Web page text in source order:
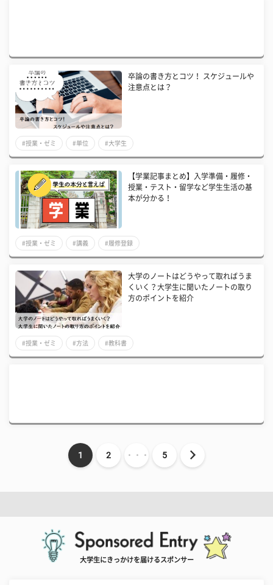
卒論の書き方とコツ！ スケジュールや
注意点とは？
#授業・ゼミ #単位 #大学生
【学業記事まとめ】入学準備・履修・
授業・テスト・留学など学生生活の基
本が分かる！
#授業・ゼミ #講義 #履修登録
大学のノートはどうやって取ればうま
くいく？大学生に聞いたノートの取り
方のポイントを紹介
#授業・ゼミ #方法 #教科書
1 2 ・・・ 5
大学生にきっかけを届けるスポンサー